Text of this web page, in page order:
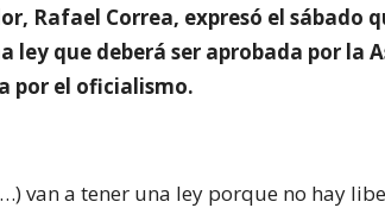
Rafael Correa, expresó el sábado
ley que deberá ser aprobada por la
por el oficialismo.
van a tener una ley porque no hay